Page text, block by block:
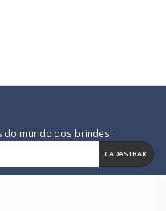
do mundo dos brindes!
CADASTRAR